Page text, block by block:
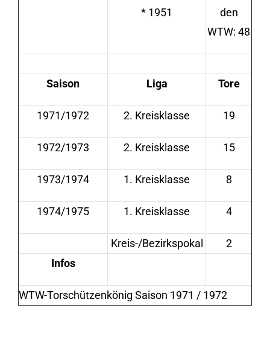
* 1951
den
WTW: 48
Saison Liga Tore
1971/1972 2. Kreisklasse 19
1972/1973 2. Kreisklasse 15
1973/1974 1. Kreisklasse 8
1974/1975 1. Kreisklasse 4
Kreis-/Bezirkspokal
2
Infos
WTW-Torschützenkönig Saison 1971 / 1972